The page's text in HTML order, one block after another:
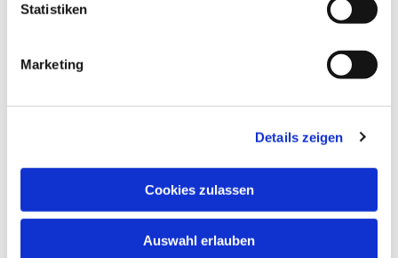
Statistiken
Marketing
Details zeigen
Cookies zulassen
Auswahl erlauben